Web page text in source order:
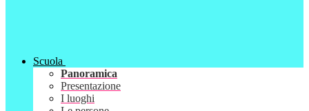
Scuola
Panoramica
Presentazione
I luoghi